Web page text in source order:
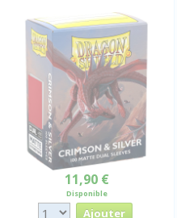
11,90 €
Disponible